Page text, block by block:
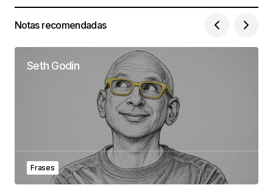
Notas recomendadas
Seth Godin
Frases